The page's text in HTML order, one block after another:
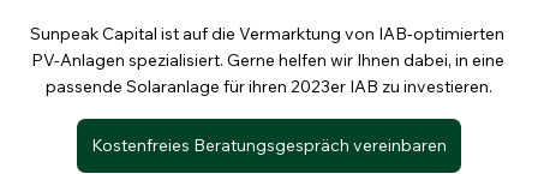
Sunpeak Capital ist auf die Vermarktung von IAB-optimierten
PV-Anlagen spezialisiert. Gerne helfen wir Ihnen dabei, in eine
passende Solaranlage für ihren 2023er IAB zu investieren.
Kostenfreies Beratungsgespräch vereinbaren